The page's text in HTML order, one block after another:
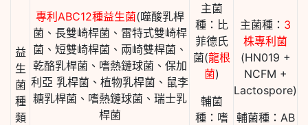
益
生
菌
種
類
專利ABC12種益生菌(噬酸乳桿
菌、長雙崎桿菌、雷特式雙崎桿
菌、短雙崎桿菌、兩崎雙桿菌、
乾酪乳桿菌、嗜熱鏈球菌、保加
利亞 乳桿菌、植物乳桿菌、鼠李
糖乳桿菌、嗜熱鏈球菌、瑞士乳
桿菌
主菌
種：比
菲德氏
菌(龍根
菌)
輔菌
種：嗜
主菌種： 3
株專利菌
(HN019 +
NCFM +
Lactospore)
輔菌種：AB